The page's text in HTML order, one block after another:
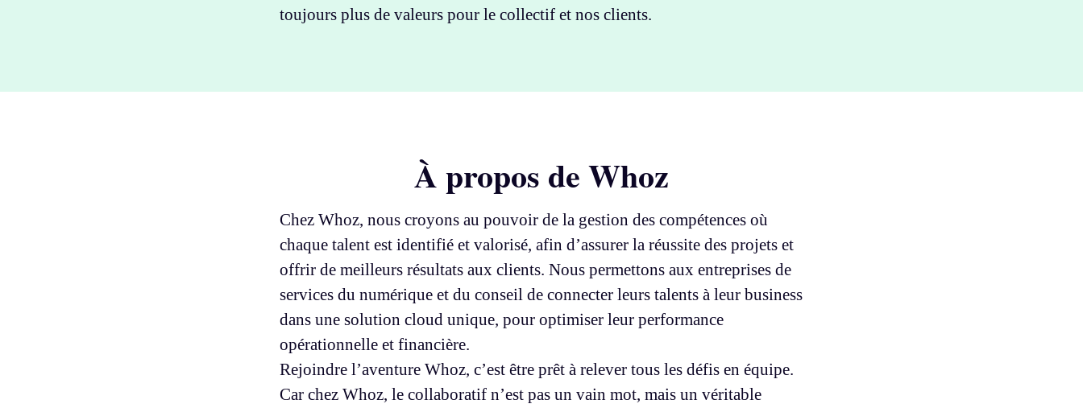
toujours plus de valeurs pour le collectif et nos clients.
À propos de Whoz
Chez Whoz, nous croyons au pouvoir de la gestion des compétences où
chaque talent est identifié et valorisé, afin d’assurer la réussite des projets et
offrir de meilleurs résultats aux clients. Nous permettons aux entreprises de
services du numérique et du conseil de connecter leurs talents à leur business
dans une solution cloud unique, pour optimiser leur performance
opérationnelle et financière.
Rejoindre l’aventure Whoz, c’est être prêt à relever tous les défis en équipe.
Car chez Whoz, le collaboratif n’est pas un vain mot, mais un véritable